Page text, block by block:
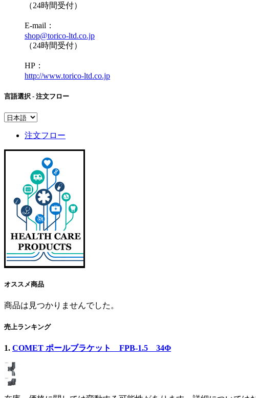
（24時間受付）
E-mail：
shop@torico-ltd.co.jp
（24時間受付）
HP：
http://www.torico-ltd.co.jp
言語選択 - 注文フロー
注文フロー
オススメ商品
商品は見つかりませんでした。
売上ランキング
1. COMET ポールブラケット FPB-1.5 34Φ